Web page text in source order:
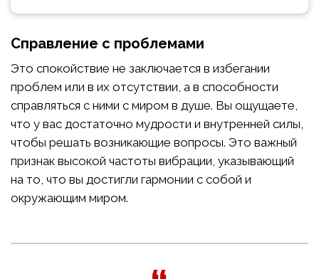
Справление с проблемами
Это спокойствие не заключается в избегании
проблем или в их отсутствии, а в способности
справляться с ними с миром в душе. Вы ощущаете,
что у вас достаточно мудрости и внутренней силы,
чтобы решать возникающие вопросы. Это важный
признак высокой частоты вибрации, указывающий
на то, что вы достигли гармонии с собой и
окружающим миром.